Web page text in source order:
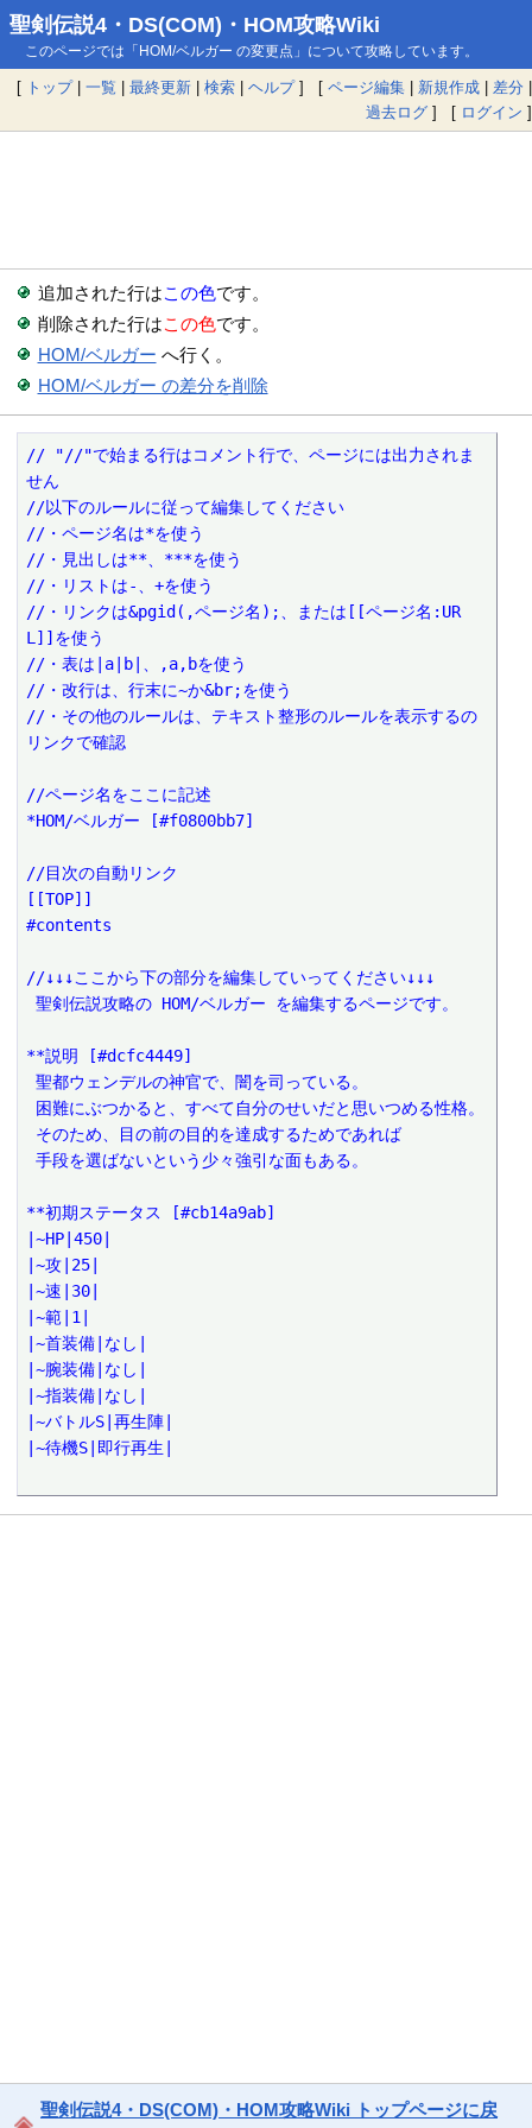
聖剣伝説4・DS(COM)・HOM攻略Wiki
このページでは「HOM/ベルガー の変更点」について攻略しています。
[ トップ| 一覧 | 最終更新 | 検索 | ヘルプ] [ ページ編集 | 新規作成 | 差分 |
過去ログ ] [ ログイン ]
追加された行はこの色です。
削除された行はこの色です。
HOM/ベルガー へ行く。
HOM/ベルガー の差分を削除
// "//"で始まる行はコメント行で、ページには出力されま
せん
//以下のルールに従って編集してください
//・ページ名は*を使う
//・見出しは**、***を使う
//・リストは-、+を使う
//・リンクは&pgid(,ページ名);、または[[ページ名:UR
L]]を使う
//・表は|a|b|、,a,bを使う
//・改行は、行末に~か&br;を使う
//・その他のルールは、テキスト整形のルールを表示するの
リンクで確認
//ページ名をここに記述
*HOM/ベルガー [#f0800bb7]
//目次の自動リンク
[[TOP]]
#contents
//↓↓↓ここから下の部分を編集していってください↓↓↓
聖剣伝説攻略の HOM/ベルガー を編集するページです。
**説明 [#dcfc4449]
聖都ウェンデルの神官で、闇を司っている。
困難にぶつかると、すべて自分のせいだと思いつめる性格。
そのため、目の前の目的を達成するためであれば
手段を選ばないという少々強引な面もある。
**初期ステータス [#cb14a9ab]
|~HP|450|
|~攻|25|
|~速|30|
|~範|1|
|~首装備|なし|
|~腕装備|なし|
|~指装備|なし|
|~バトルS|再生陣|
|~待機S|即行再生|
聖剣伝説4・DS(COM)・HOM攻略Wiki トップページに戻